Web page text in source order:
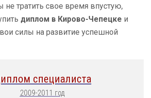
не тратить свое время впустую,
диплом в Кирово-Чепецке и
силы на развитие успешной
специалиста
2009-2011 год